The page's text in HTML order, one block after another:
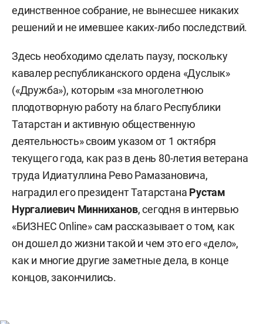
единственное собрание, не вынесшее никаких
решений и не имевшее каких-либо последствий.
Здесь необходимо сделать паузу, поскольку
кавалер республиканского ордена «Дуслык»
(«Дружба»), которым «за многолетнюю
плодотворную работу на благо Республики
Татарстан и активную общественную
деятельность» своим указом от 1 октября
текущего года, как раз в день 80-летия ветерана
труда Идиатуллина Рево Рамазановича,
наградил его президент Татарстана Рустам
Нургалиевич Минниханов, сегодня в интервью
«БИЗНЕС Online» сам рассказывает о том, как
он дошел до жизни такой и чем это его «дело»,
как и многие другие заметные дела, в конце
концов, закончились.